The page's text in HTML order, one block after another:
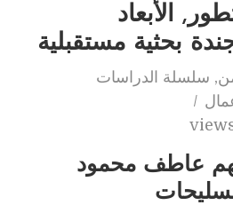
الأبعاد
بحثية مستقبلية
, سلسلة الدراسات
عاطف محمود